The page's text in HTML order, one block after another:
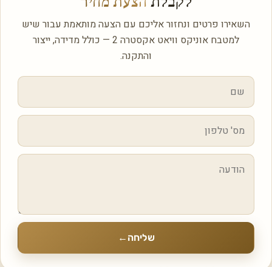
השאירו פרטים ונחזור אליכם עם הצעה מותאמת עבור שיש
למטבח אוניקס וויאט אקסטרה 2 — כולל מדידה, ייצור
והתקנה.
שליחה ←